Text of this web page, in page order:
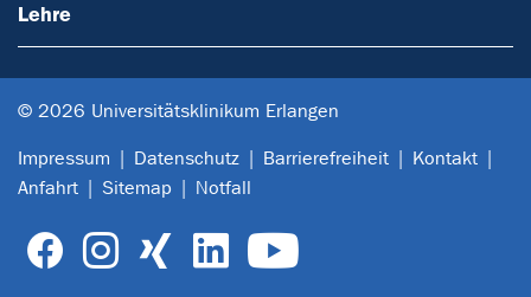
Lehre
© 2026 Universitätsklinikum Erlangen
Impressum Datenschutz Barrierefreiheit
Kontakt
Anfahrt
Sitemap Notfall